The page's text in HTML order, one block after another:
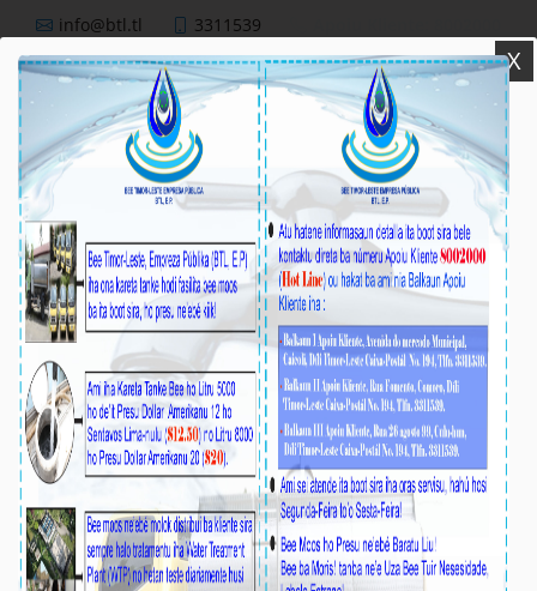
info@btl.tl 3311539
BTL,E.P
Nutisia
X